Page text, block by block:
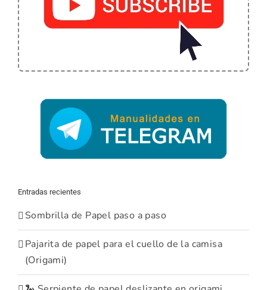
Entradas recientes
Sombrilla de Papel paso a paso
Pajarita de papel para el cuello de la camisa
(Origami)